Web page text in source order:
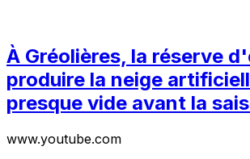
À Gréolières, la réserve
produire la neige
presque vide avant la
www.youtube.com